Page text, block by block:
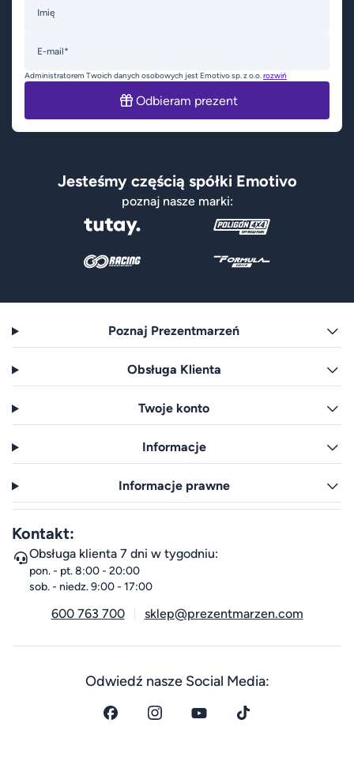
Imię
E-mail*
Administratorem Twoich danych osobowych jest Emotivo sp. z o.o.rozwiń
Odbieram prezent
Jesteśmy częścią spółki Emotivo
poznaj nasze marki:
Poznaj Prezentmarzeń
Obsługa Klienta
Twoje konto
Informacje
Informacje prawne
Kontakt:
Obsługa klienta 7 dni w tygodniu:
pon. - pt. 8:00 - 20:00
sob. - niedz. 9:00 - 17:00
600 763 700 sklep@prezentmarzen.com
Odwiedź nasze Social Media: